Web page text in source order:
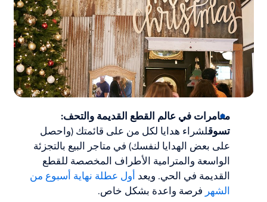
مغامرات في عالم القطع القديمة والتحف:
تسوقلشراء هدايا لكل من على قائمتك (واحصل
على بعض الهدايا لنفسك) في متاجر البيع بالتجزئة
الواسعة والمترامية الأطراف المخصصة للقطع
القديمة في الحي. ويعد أول عطلة نهاية أسبوع من
الشهر فرصة واعدة بشكل خاص.